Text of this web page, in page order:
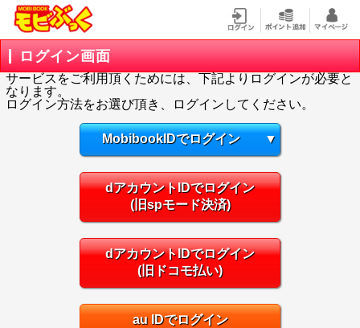
ログイン画面
サービスをご利用頂くためには、下記よりログインが必要と
なります。
ログイン方法をお選び頂き、ログインしてください。
MobibookIDでログイン ▼
dアカウントIDでログイン
(旧spモード決済)
dアカウントIDでログイン
(旧ドコモ払い)
au IDでログイン